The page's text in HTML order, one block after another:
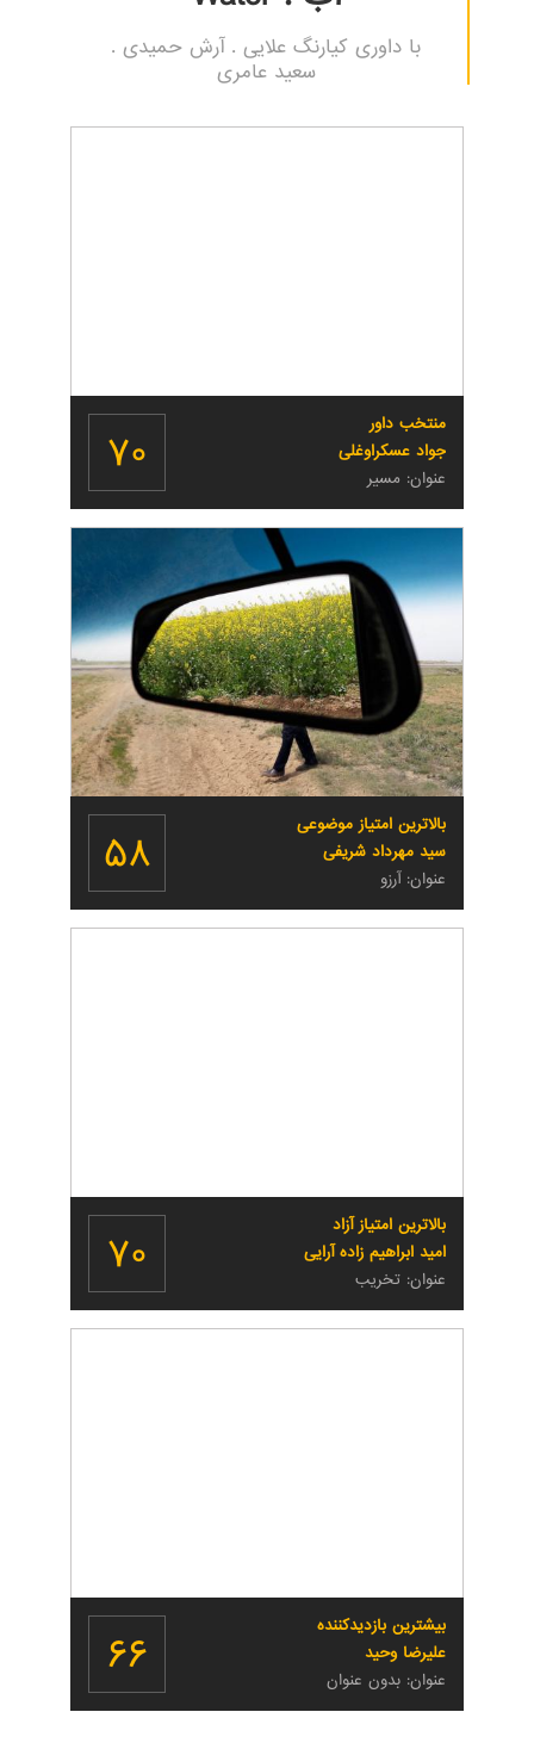
با داوری کیارنگ علایی . آرش حمیدی .
سعید عامری
منتخب داور
جواد عسکراوغلی
عنوان: مسیر
۷۰
بالاترین امتیاز موضوعی
سید مهرداد شریفی
عنوان: آرزو
۵۸
بالاترین امتیاز آزاد
امید ابراهیم زاده آرایی
عنوان: تخریب
۷۰
بیشترین بازدیدکننده
علیرضا وحید
عنوان: بدون عنوان
۶۶